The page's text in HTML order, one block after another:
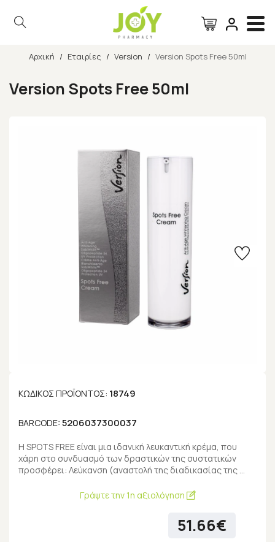
Αρχική / Εταιρίες / Version / Version Spots Free 50ml
Version Spots Free 50ml
ΚΩΔΙΚΌΣ ΠΡΟΪΌΝΤΟΣ: 18749
BARCODE: 5206037300037
Η SPOTS FREE είναι μια ιδανική λευκαντική κρέμα, που
χάρη στο συνδυασμό των δραστικών της συστατικών
προσφέρει: Λεύκανση (αναστολή της διαδικασίας της …
Γράψτε την 1η αξιολόγηση
51.66€